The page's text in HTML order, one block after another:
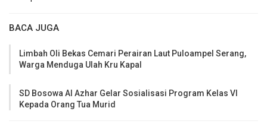
BACA JUGA
Limbah Oli Bekas Cemari Perairan Laut Puloampel Serang,
Warga Menduga Ulah Kru Kapal
SD Bosowa Al Azhar Gelar Sosialisasi Program Kelas VI
Kepada Orang Tua Murid